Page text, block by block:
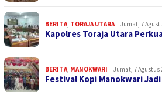
BERITA, TORAJA UTARA Jumat, 7
Kapolres Toraja Utara
BERITA, MANOKWARI Jumat, 7 Agustus
Festival Kopi Manokwari